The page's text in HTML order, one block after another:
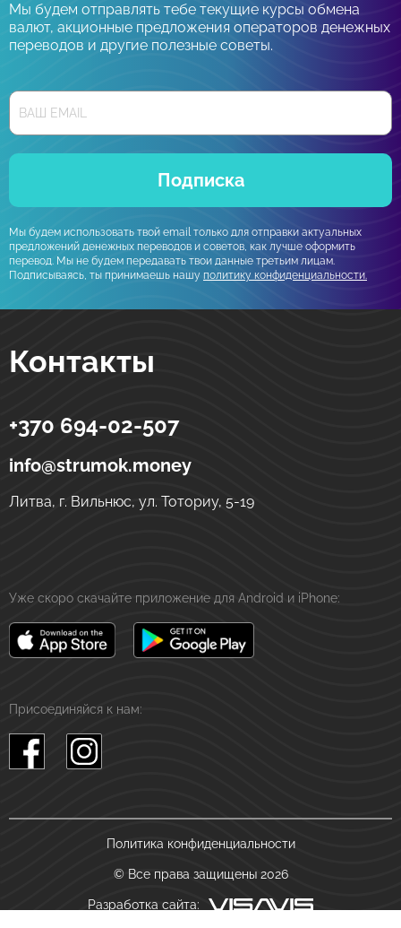
Мы будем отправлять тебе текущие курсы обмена
валют, акционные предложения операторов денежных
переводов и другие полезные советы.
Подписка
Мы будем использовать твой email только для отправки актуальных
предложений денежных переводов и советов, как лучше оформить
перевод. Мы не будем передавать твои данные третьим лицам.
Подписываясь, ты принимаешь нашу политику конфиденциальности.
Контакты
Strumok
Денежные переводы в Украине
ул. Тоториу, 5-19
+370 694-02-507
info@strumok.money
Литва, г. Вильнюс, ул. Тоториу, 5-19
Уже скоро скачайте приложение для Android и iPhone:
Присоединяйся к нам:
Политика конфиденциальности
© Все права защищены 2026
Разработка сайта: